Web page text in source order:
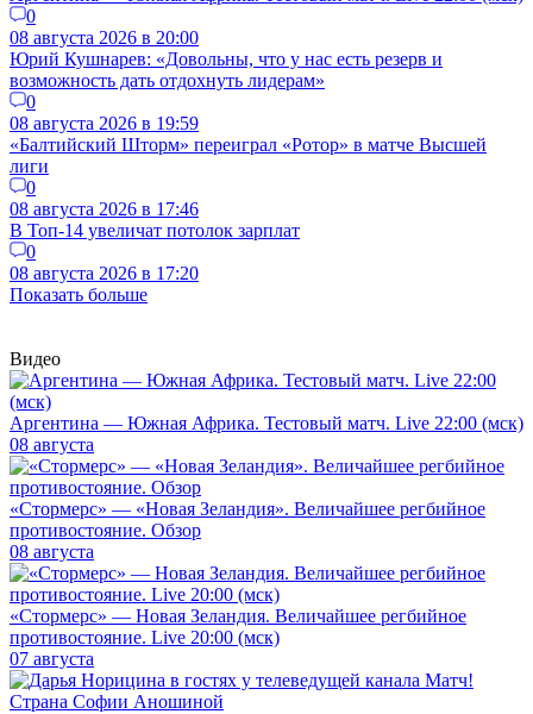
0
08 августа 2026 в 20:00
Юрий Кушнарев: «Довольны, что у нас есть резерв и
возможность дать отдохнуть лидерам»
0
08 августа 2026 в 19:59
«Балтийский Шторм» переиграл «Ротор» в матче Высшей
лиги
0
08 августа 2026 в 17:46
В Топ-14 увеличат потолок зарплат
0
08 августа 2026 в 17:20
Показать больше
Видео
Аргентина — Южная Африка. Тестовый матч. Live 22:00 (мск)
08 августа
«Стормерс» — «Новая Зеландия». Величайшее регбийное
противостояние. Обзор
08 августа
«Стормерс» — Новая Зеландия. Величайшее регбийное
противостояние. Live 20:00 (мск)
07 августа